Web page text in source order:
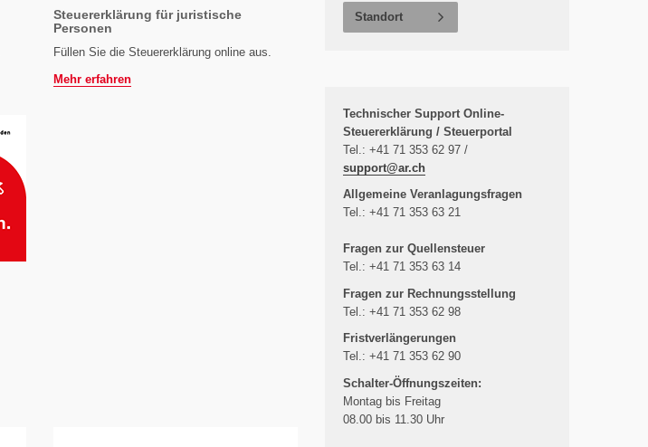
Steuererklärung für juristische
Personen
Füllen Sie die Steuererklärung online aus.
Mehr erfahren
Standort
Technischer Support Online-
Steuererklärung / Steuerportal
Tel.: +41 71 353 62 97 /
support@ar.ch
Allgemeine Veranlagungsfragen
Tel.: +41 71 353 63 21
Fragen zur Quellensteuer
Tel.: +41 71 353 63 14
Fragen zur Rechnungsstellung
Tel.: +41 71 353 62 98
Fristverlängerungen
Tel.: +41 71 353 62 90
Schalter-Öffnungszeiten:
Montag bis Freitag
08.00 bis 11.30 Uhr